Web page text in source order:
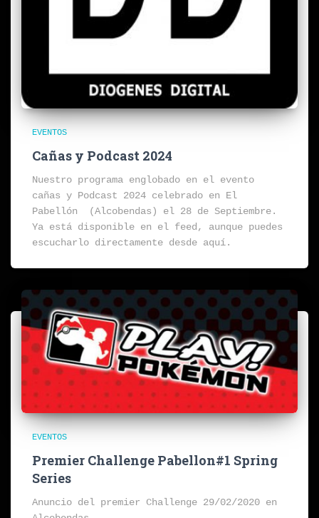
EVENTOS
Cañas y Podcast 2024
Nuestro programa englobado en el evento
cañas y Podcast 2024 celebrado en El
Pabellón (Alcobendas) el 28 de Septiembre.
Ya está disponible en el feed, aunque puedes
escucharlo directamente desde aquí.
EVENTOS
Premier Challenge Pabellon#1 Spring
Series
Anuncio del premier Challenge 29/02/2020 en